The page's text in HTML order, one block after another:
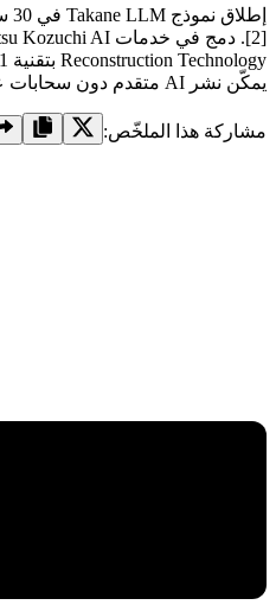
يمكّن نشر AI متقدم دون سحابات عامة، مع تحسينات للاستخدام على أجهزة الحافة[4][6].
مشاركة هذا الملخّص: